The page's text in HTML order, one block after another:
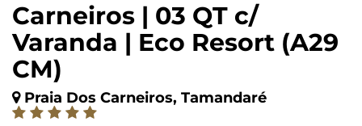
Carneiros | 03 QT c/
Varanda | Eco Resort (A29
CM)
Praia Dos Carneiros, Tamandaré